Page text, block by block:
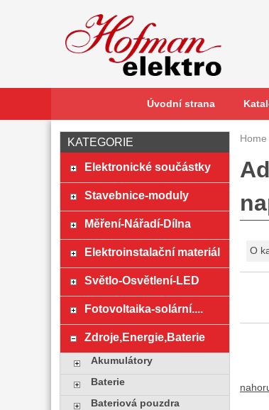
Úvodní strana
Home
O
KATEGORIE
Elektronické součástky
Stavebnice-moduly
Měření-Nářadí-Dílna
Elektroinstalační materiál
Světlo-Osvětlení-LED
Fotovoltaika-solární....
Zdroje,Energie,Baterie
Akumulátory
Baterie
Bateriová pouzdra